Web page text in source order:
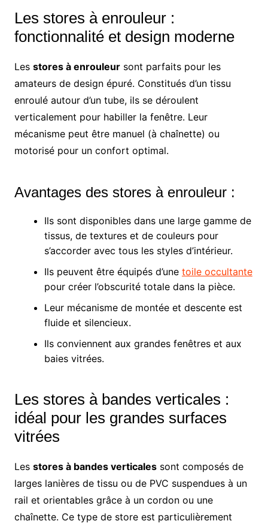
Les stores à enrouleur :
fonctionnalité et design moderne
Les stores à enrouleursont parfaits pour les
amateurs de design épuré. Constitués d’un tissu
enroulé autour d’un tube, ils se déroulent
verticalement pour habiller la fenêtre. Leur
mécanisme peut être manuel (à chaînette) ou
motorisé pour un confort optimal.
Avantages des stores à enrouleur :
Ils sont disponibles dans une large gamme de
tissus, de textures et de couleurs pour
s’accorder avec tous les styles d’intérieur.
Ils peuvent être équipés d’une toile occultante
pour créer l’obscurité totale dans la pièce.
Leur mécanisme de montée et descente est
fluide et silencieux.
Ils conviennent aux grandes fenêtres et aux
baies vitrées.
Les stores à bandes verticales :
idéal pour les grandes surfaces
vitrées
Les stores à bandes verticalessont composés de
larges lanières de tissu ou de PVC suspendues à un
rail et orientables grâce à un cordon ou une
chaînette. Ce type de store est particulièrement